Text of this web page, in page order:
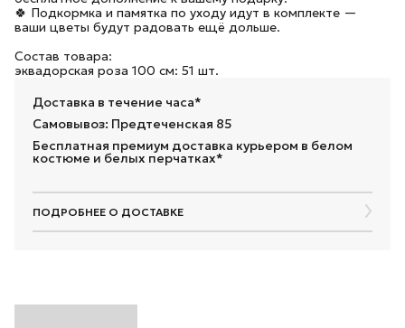
🍀 Подкормка и памятка по уходу идут в комплекте —
ваши цветы будут радовать ещё дольше.
Состав товара:
эквадорская роза 100 см: 51 шт.
Доставка в течение часа*
Самовывоз: Предтеченская 85
Бесплатная премиум доставка курьером в белом
костюме и белых перчатках*
ПОДРОБНЕЕ О ДОСТАВКЕ